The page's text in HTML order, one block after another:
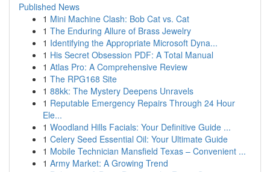
Published News
1 Mini Machine Clash: Bob Cat vs. Cat
1 The Enduring Allure of Brass Jewelry
1 Identifying the Appropriate Microsoft Dyna...
1 His Secret Obsession PDF: A Total Manual
1 Atlas Pro: A Comprehensive Review
1 The RPG168 Site
1 88kk: The Mystery Deepens Unravels
1 Reputable Emergency Repairs Through 24 Hour
Ele...
1 Woodland Hills Facials: Your Definitive Guide ...
1 Celery Seed Essential Oil: Your Ultimate Guide
1 Mobile Technician Mansfield Texas – Convenient ...
1 Army Market: A Growing Trend